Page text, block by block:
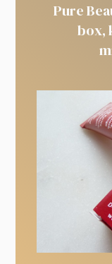
Pure
box,